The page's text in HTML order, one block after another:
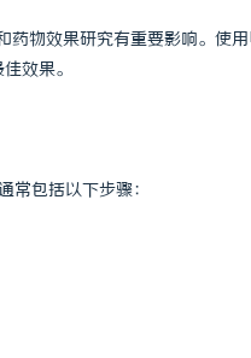
药物效果研究有重要影响。使
效果。
常包括以下步骤：